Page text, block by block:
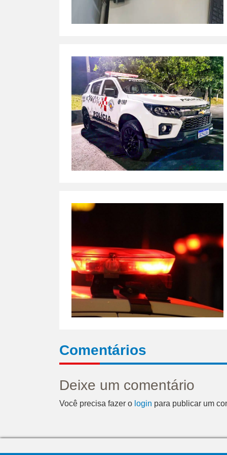
Comentários
Deixe um comentário
Você precisa fazer o login para publicar um